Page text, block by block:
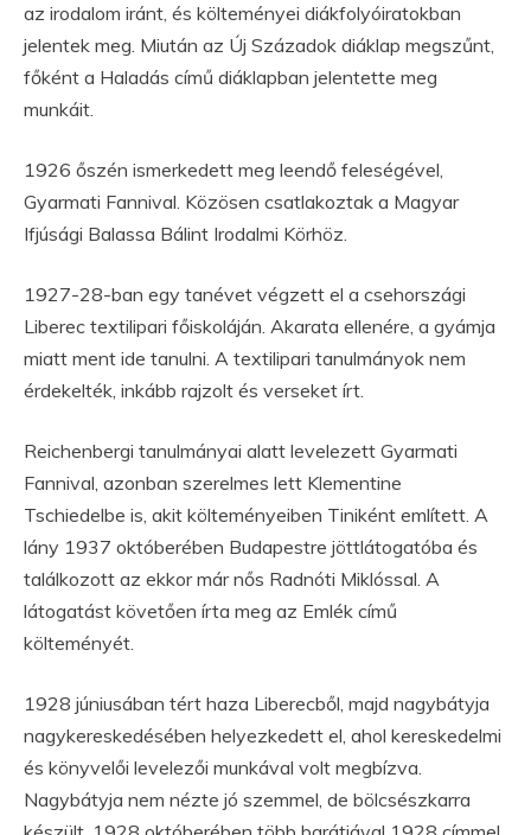
az irodalom iránt, és költeményei diákfolyóiratokban
jelentek meg. Miután az Új Századok diáklap megszűnt,
főként a Haladás című diáklapban jelentette meg
munkáit.
1926 őszén ismerkedett meg leendő feleségével,
Gyarmati Fannival. Közösen csatlakoztak a Magyar
Ifjúsági Balassa Bálint Irodalmi Körhöz.
1927-28-ban egy tanévet végzett el a csehországi
Liberec textilipari főiskoláján. Akarata ellenére, a gyámja
miatt ment ide tanulni. A textilipari tanulmányok nem
érdekelték, inkább rajzolt és verseket írt.
Reichenbergi tanulmányai alatt levelezett Gyarmati
Fannival, azonban szerelmes lett Klementine
Tschiedelbe is, akit költeményeiben Tiniként említett. A
lány 1937 októberében Budapestre jöttlátogatóba és
találkozott az ekkor már nős Radnóti Miklóssal. A
látogatást követően írta meg az Emlék című
költeményét.
1928 júniusában tért haza Liberecből, majd nagybátyja
nagykereskedésében helyezkedett el, ahol kereskedelmi
és könyvelői levelezői munkával volt megbízva.
Nagybátyja nem nézte jó szemmel, de bölcsészkarra